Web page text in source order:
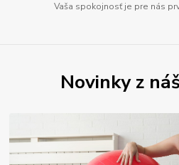
Vaša spokojnosť je pre nás
Novinky z